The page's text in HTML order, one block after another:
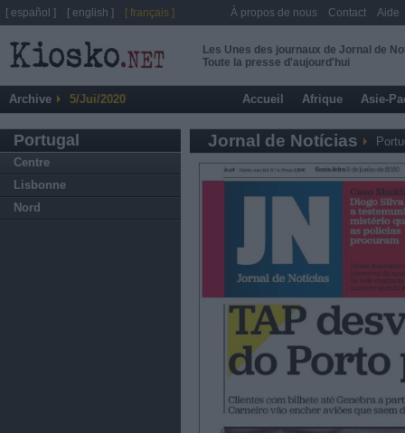
Les Unes des journaux de Jornal de
Toute la presse d'aujourd'hui
Archive 5/Jui/2020 Accueil Afrique Asie-
Portugal
Centre
Lisbonne
Nord
Jornal de Notícias
[ español ] [ english ] [ français ] À propos de nous Contact Aide